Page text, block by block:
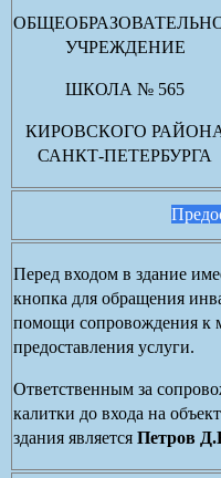
УЧРЕЖДЕНИЕ
ШКОЛА № 565
КИРОВСКОГО
САНКТ-ПЕТЕРБУРГА
Перед входом в здание
кнопка для обращения
помощи сопровождения к
предоставления услуги.
Ответственным за
калитки до входа на
здания является Петров